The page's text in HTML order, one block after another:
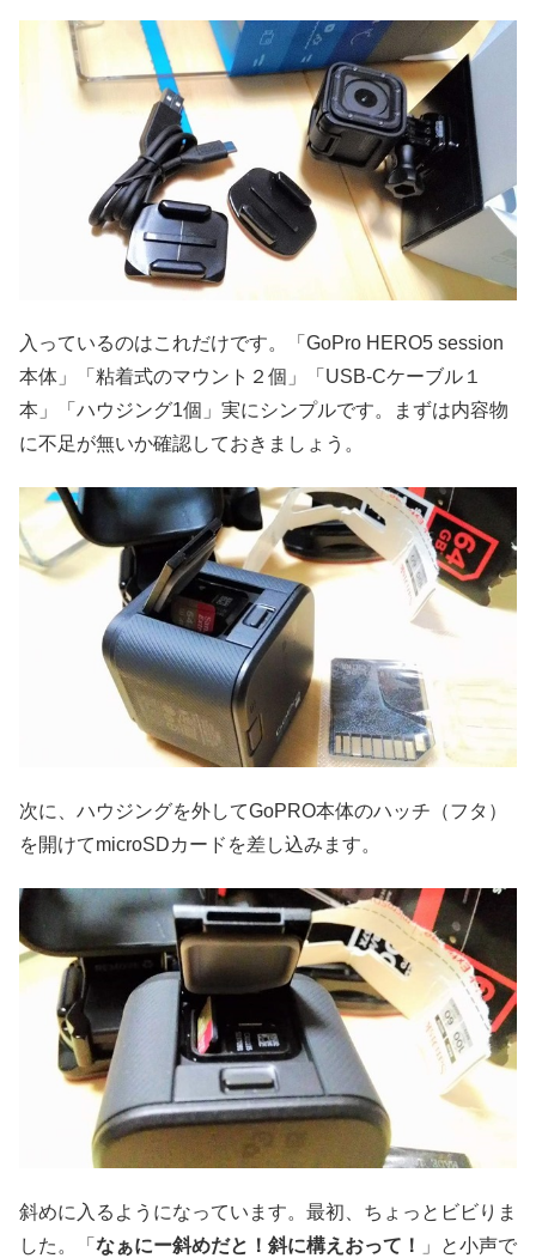
入っているのはこれだけです。「GoPro HERO5 session
本体」「粘着式のマウント２個」「USB-Cケーブル１
本」「ハウジング1個」実にシンプルです。まずは内容物
に不足が無いか確認しておきましょう。
次に、ハウジングを外してGoPRO本体のハッチ（フタ）
を開けてmicroSDカードを差し込みます。
斜めに入るようになっています。最初、ちょっとビビりま
した。「 なぁにー斜めだと！斜に構えおって！
」と小声で